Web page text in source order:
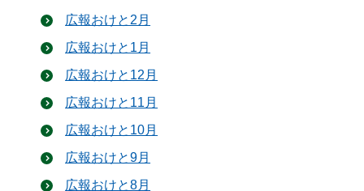
広報おけと2月
広報おけと1月
広報おけと12月
広報おけと11月
広報おけと10月
広報おけと9月
広報おけと8月